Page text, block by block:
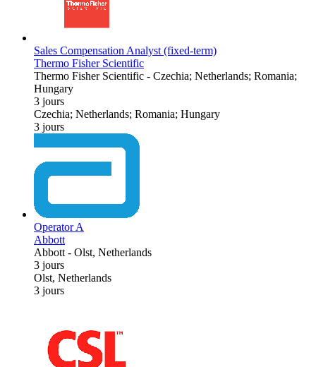
Sales Compensation Analyst (fixed-term)
Thermo Fisher Scientific
Thermo Fisher Scientific - Czechia; Netherlands; Romania;
Hungary
3 jours
Czechia; Netherlands; Romania; Hungary
3 jours
Operator A
Abbott
Abbott - Olst, Netherlands
3 jours
Olst, Netherlands
3 jours